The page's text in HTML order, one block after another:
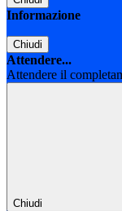
Informazione
Chiudi
Attendere...
Attendere il
Chiudi